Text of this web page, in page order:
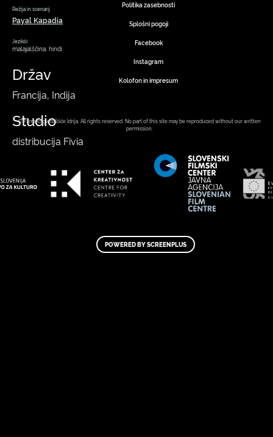
Režija in scenarij
Payal Kapadia
Jezik(i)
malajalščina, hindi
Držav
Francija, Indija
Studio
distribucija Fivia
Politika zasebnosti
Splošni pogoji
Facebook
Instagram
Kolofon in impresum
© Filmsko gledališče Idrija. All rights reserved. No part of this site may be reproduced without our written
permission.
POWERED BY SCREENPLUS